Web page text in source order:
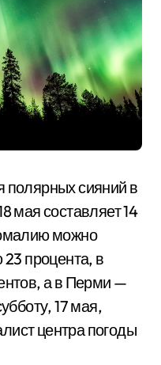
полярных сияний в
мая составляет 14
можно
23 процента, в
а в Перми —
17 мая,
центра погоды